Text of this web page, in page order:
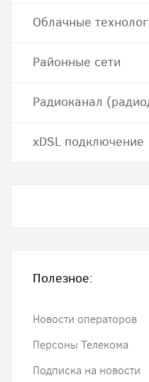
Облачные
Районные сети
Радиоканал
хDSL подключение
Полезное:
Новости операторов
Персоны Телекома
Подписка на новости